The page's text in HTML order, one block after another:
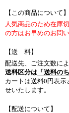
【この商品について】
人気商品のため在庫
の方はお早めのお問
【送 料】
配送先、ご注文数に
送料区分は 「送料の
カートは送料0円表
せいたします。
【配送について】